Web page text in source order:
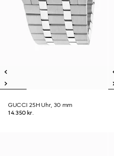
GUCCI 25H Uhr, 30 mm
14.350 kr.